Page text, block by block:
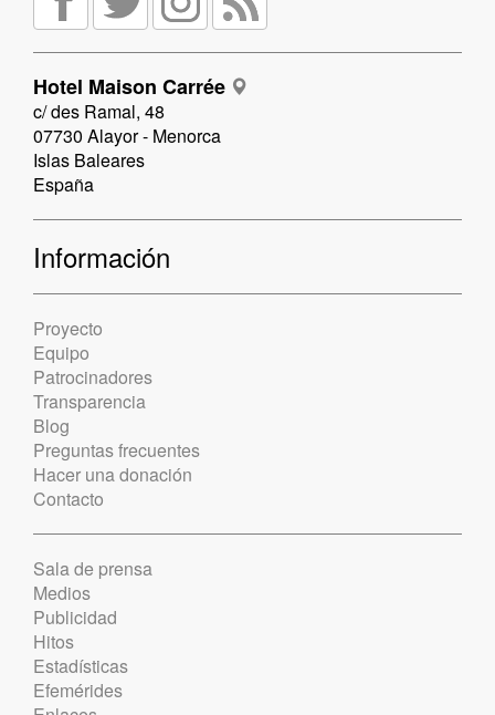
Hotel Maison Carrée
c/ des Ramal, 48
07730 Alayor - Menorca
Islas Baleares
España
Información
Proyecto
Equipo
Patrocinadores
Transparencia
Blog
Preguntas frecuentes
Hacer una donación
Contacto
Sala de prensa
Medios
Publicidad
Hitos
Estadísticas
Efemérides